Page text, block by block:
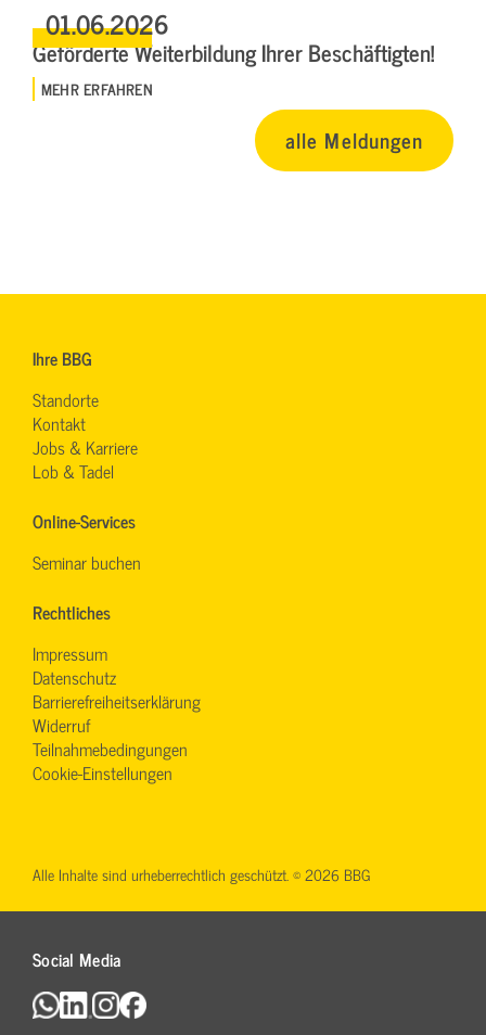
01.06.2026
Geförderte Weiterbildung Ihrer Beschäftigten!
MEHR ERFAHREN
alle Meldungen
Ihre BBG
Standorte
Kontakt
Jobs & Karriere
Lob & Tadel
Online-Services
Seminar buchen
Rechtliches
Impressum
Datenschutz
Barrierefreiheitserklärung
Widerruf
Teilnahmebedingungen
Cookie-Einstellungen
Social Media
Alle Inhalte sind urheberrechtlich geschützt. © 2026 BBG